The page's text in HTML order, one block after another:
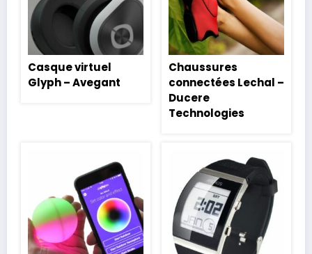
Casque virtuel
Glyph – Avegant
Chaussures
connectées Lechal –
Ducere
Technologies